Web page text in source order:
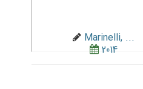
Marinelli, ...
2014